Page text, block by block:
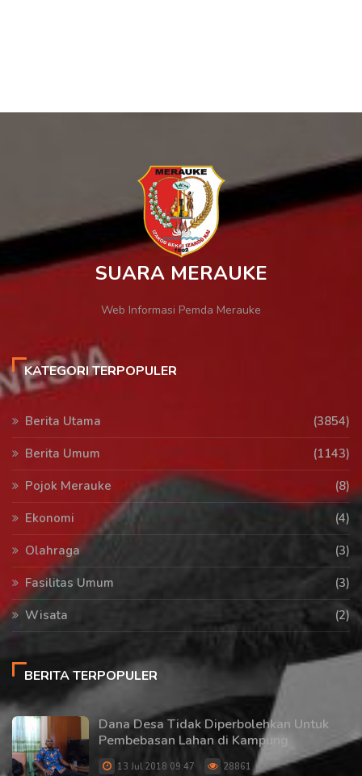
SUARA MERAUKE
Web Informasi Pemda Merauke
KATEGORI TERPOPULER
Berita Utama
(3854)
Berita Umum
(1143)
Pojok Merauke
(8)
Ekonomi
(4)
Olahraga
(3)
Fasilitas Umum
(3)
Wisata
(2)
BERITA TERPOPULER
Dana Desa Tidak Diperbolehkan Untuk
Pembebasan Lahan di Kampung
13 Jul 2018 09:47 28861